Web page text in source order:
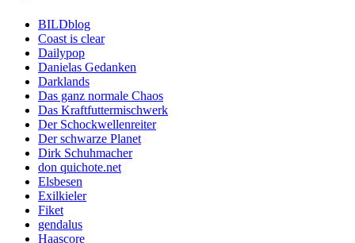
BILDblog
Coast is clear
Dailypop
Danielas Gedanken
Darklands
Das ganz normale Chaos
Das Kraftfuttermischwerk
Der Schockwellenreiter
Der schwarze Planet
Dirk Schuhmacher
don quichote.net
Elsbesen
Exilkieler
Fiket
gendalus
Haascore